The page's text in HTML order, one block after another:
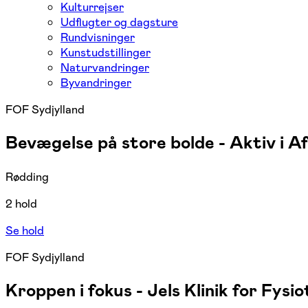
Kulturrejser
Udflugter og dagsture
Rundvisninger
Kunstudstillinger
Naturvandringer
Byvandringer
FOF Sydjylland
Bevægelse på store bolde - Aktiv i
Rødding
2 hold
Se hold
FOF Sydjylland
Kroppen i fokus - Jels Klinik for